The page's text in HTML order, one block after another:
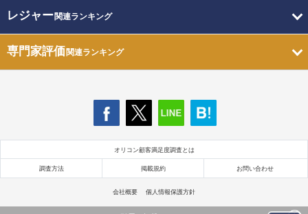
レジャー関連ランキング
専門家評価関連ランキング
オリコン顧客満足度調査とは
調査方法 掲載規約 お問い合わせ
会社概要 個人情報保護方針